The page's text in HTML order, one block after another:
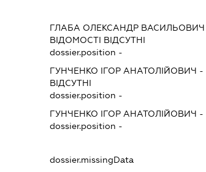
ГЛАБА ОЛЕКСАНДР ВАСИЛЬОВИЧ
ВІДОМОСТІ ВІДСУТНІ
dossier.position -
ГУНЧЕНКО ІГОР АНАТОЛІЙОВИЧ -
ВІДСУТНІ
dossier.position -
ГУНЧЕНКО ІГОР АНАТОЛІЙОВИЧ -
dossier.position -
dossier.missingData